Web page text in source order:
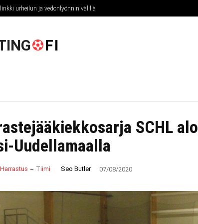
urheilun ja vedonlyönnin välillä
FI
SCHL
Uudellamaalla
Harrastus Tiimi Seo Butler 07/08/2020